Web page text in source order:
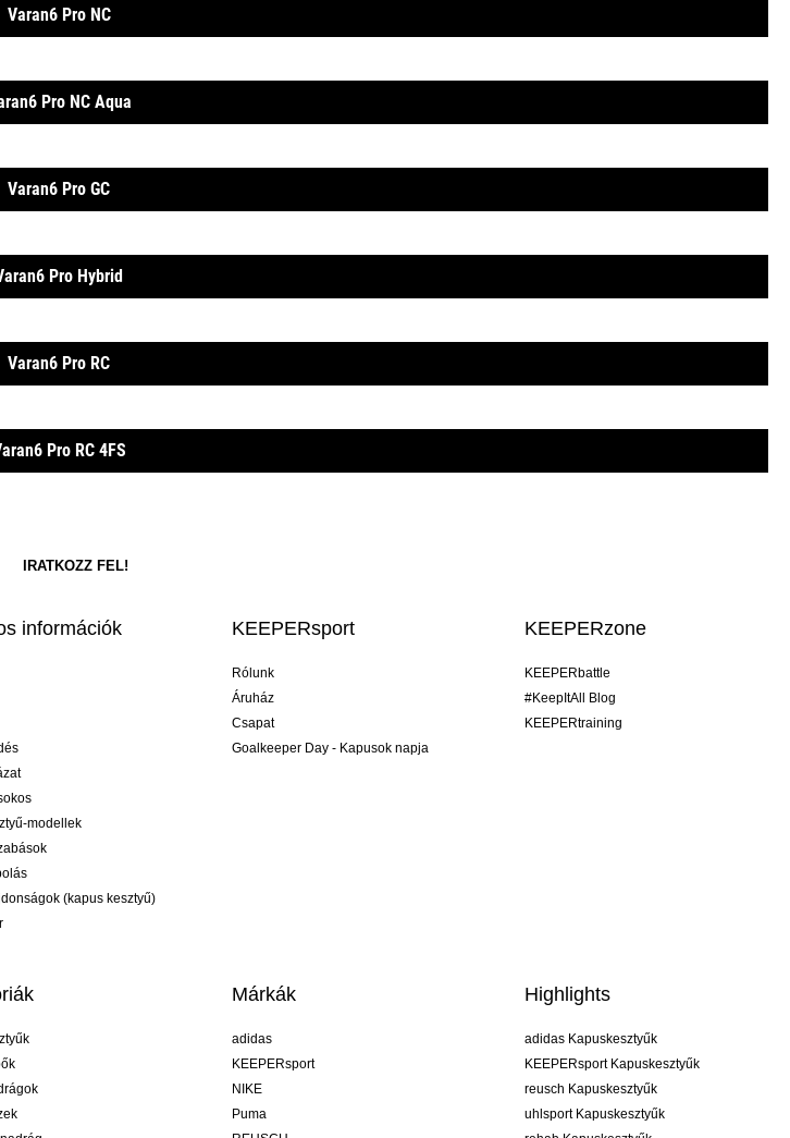
Varan6 Pro NC
Pro NC Aqua
Varan6 Pro GC
Pro Hybrid
Varan6 Pro RC
Pro RC 4FS
információk
modellek
(kapus kesztyű)
KEEPERsport
Rólunk
Áruház
Csapat
Goalkeeper Day - Kapusok napja
KEEPERzone
KEEPERbattle
#KeepItAll Blog
KEEPERtraining
Márkák
adidas
KEEPERsport
NIKE
Puma
Highlights
adidas Kapuskesztyűk
KEEPERsport Kapuskesztyűk
reusch Kapuskesztyűk
uhlsport Kapuskesztyűk